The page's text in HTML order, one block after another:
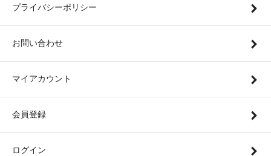
プライバシーポリシー
お問い合わせ
マイアカウント
会員登録
ログイン